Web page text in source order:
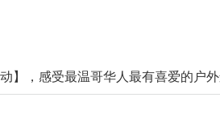
】，感受最温哥华人最有喜爱的户